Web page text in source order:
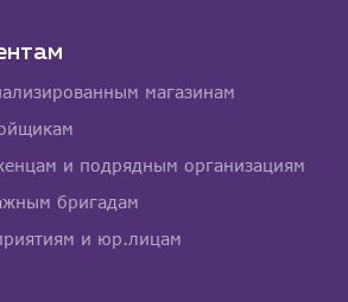
магазинам
и подрядным организациям
бригадам
и юр.лицам